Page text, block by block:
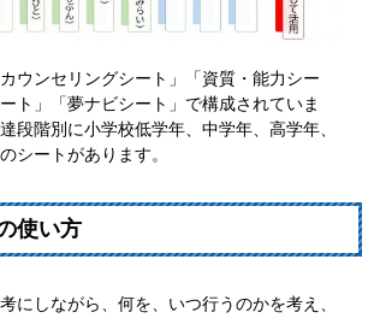
ウンセリングシート」「資質・能力シー
ト」「夢ナビシート」で構成されていま
段階別に小学校低学年、中学年、高学年、
シートがあります。
使い方
にしながら、何を、いつ行うのかを考え、